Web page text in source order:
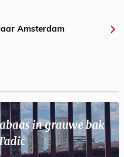
Amsterdam
in grauwe bak